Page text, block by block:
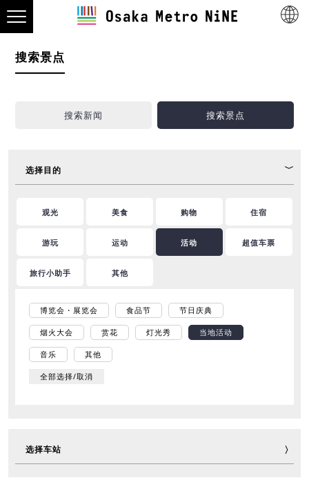
搜索景点
搜索新闻 搜索景点
选择目的
观光 美食 购物 住宿
游玩 运动 活动 超值车票
旅行小助手 其他
博览会・展览会 食品节 节日庆典
烟火大会 赏花 灯光秀 当地活动
音乐 其他
全部选择/取消
选择车站